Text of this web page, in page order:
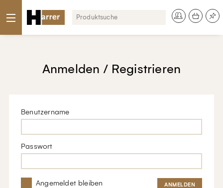
Anmelden / Registrieren
Benutzername
Passwort
Angemeldet bleiben